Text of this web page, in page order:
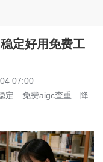
定好用免费工
07:00
定 免费aigc查重
降